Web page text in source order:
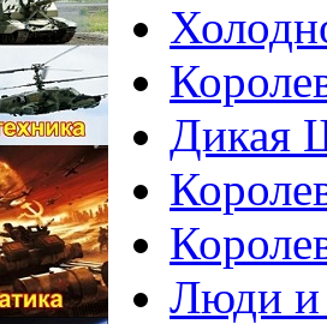
Дикая
Люди и